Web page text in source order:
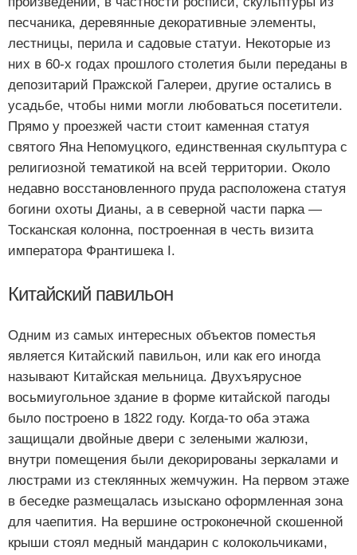
песчаника, деревянные декоративные элементы,
лестницы, перила и садовые статуи. Некоторые из
них в 60-х годах прошлого столетия были переданы в
депозитарий Пражской Галереи, другие остались в
усадьбе, чтобы ними могли любоваться посетители.
Прямо у проезжей части стоит каменная статуя
святого Яна Непомуцкого, единственная скульптура с
религиозной тематикой на всей территории. Около
недавно восстановленного пруда расположена статуя
богини охоты Дианы, а в северной части парка —
Тосканская колонна, построенная в честь визита
императора Франтишека I.
Китайский павильон
Одним из самых интересных объектов поместья
является Китайский павильон, или как его иногда
называют Китайская мельница. Двухъярусное
восьмиугольное здание в форме китайской пагоды
было построено в 1822 году. Когда-то оба этажа
защищали двойные двери с зелеными жалюзи,
внутри помещения были декорированы зеркалами и
люстрами из стеклянных жемчужин. На первом этаже
в беседке размещалась изыскано оформленная зона
для чаепития. На вершине остроконечной скошенной
крыши стоял медный мандарин с колокольчиками,